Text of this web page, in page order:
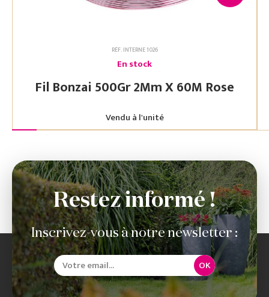
RÉF. INTERNE 1026
En stock
Fil Bonzai 500Gr 2Mm X 60M Rose
Vendu à l'unité
Restez informé !
Inscrivez-vous à notre newsletter :
OK